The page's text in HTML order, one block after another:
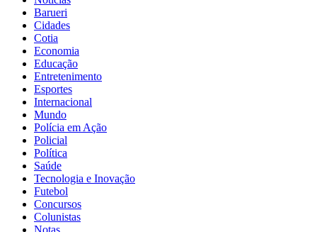
Barueri
Cidades
Cotia
Economia
Educação
Entretenimento
Esportes
Internacional
Mundo
Polícia em Ação
Policial
Política
Saúde
Tecnologia e Inovação
Futebol
Concursos
Colunistas
Notas